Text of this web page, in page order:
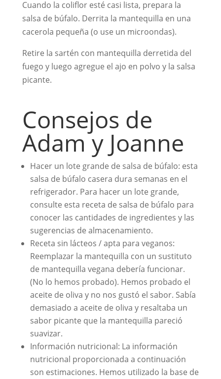
Cuando la coliflor esté casi lista, prepara la
salsa de búfalo. Derrita la mantequilla en una
cacerola pequeña (o use un microondas).
Retire la sartén con mantequilla derretida del
fuego y luego agregue el ajo en polvo y la salsa
picante.
Consejos de
Adam y Joanne
Hacer un lote grande de salsa de búfalo: esta
salsa de búfalo casera dura semanas en el
refrigerador. Para hacer un lote grande,
consulte esta receta de salsa de búfalo para
conocer las cantidades de ingredientes y las
sugerencias de almacenamiento.
Receta sin lácteos / apta para veganos:
Reemplazar la mantequilla con un sustituto
de mantequilla vegana debería funcionar.
(No lo hemos probado). Hemos probado el
aceite de oliva y no nos gustó el sabor. Sabía
demasiado a aceite de oliva y resaltaba un
sabor picante que la mantequilla pareció
suavizar.
Información nutricional: La información
nutricional proporcionada a continuación
son estimaciones. Hemos utilizado la base de